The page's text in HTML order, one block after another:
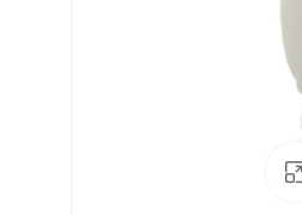
Av. Fábio Ferraz Bicudo, nº 1405
– Jd. Esplanada – Indaiatuba/SP